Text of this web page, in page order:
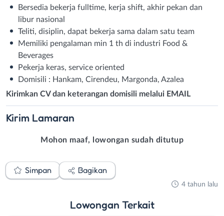
Bersedia bekerja fulltime, kerja shift, akhir pekan dan
libur nasional
Teliti, disiplin, dapat bekerja sama dalam satu team
Memiliki pengalaman min 1 th di industri Food &
Beverages
Pekerja keras, service oriented
Domisili : Hankam, Cirendeu, Margonda, Azalea
Kirimkan CV dan keterangan domisili melalui EMAIL
Kirim Lamaran
Mohon maaf, lowongan sudah ditutup
Simpan Bagikan
4 tahun lalu
Lowongan Terkait